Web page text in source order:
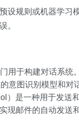
设规则或机器学习
。
用于构建对话系统
意图识别模型和对
）是一种用于发送
现邮件的自动发送